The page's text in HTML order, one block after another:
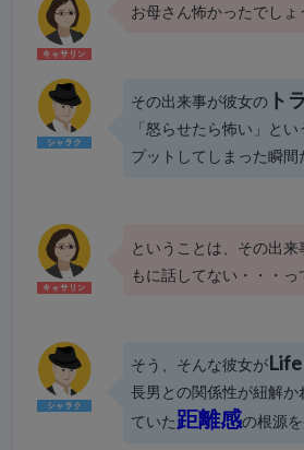
お母さん怖かったでしょ
その出来事が彼女のト
「怒らせたら怖い」と
プットしてしまった瞬間
ということは、その出来
もに話してない・・・っ
そう、そんな彼女が
長男との関係性が紐解か
ていた距離感の根源